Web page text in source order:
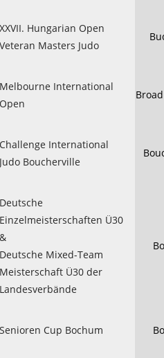
XXVII. Hungarian Open
Veteran Masters Judo
Melbourne International
Open
Challenge International
Judo Boucherville
Deutsche
Einzelmeisterschaften Ü30
&
Deutsche Mixed-Team
Meisterschaft Ü30 der
Landesverbände
Senioren Cup Bochum